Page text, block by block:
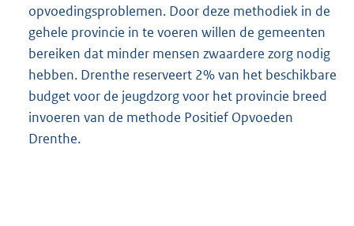
opvoedingsproblemen. Door deze methodiek in de
gehele provincie in te voeren willen de gemeenten
bereiken dat minder mensen zwaardere zorg nodig
hebben. Drenthe reserveert 2% van het beschikbare
budget voor de jeugdzorg voor het provincie breed
invoeren van de methode Positief Opvoeden
Drenthe.